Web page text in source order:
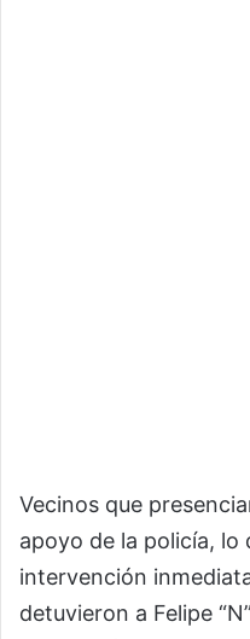
Vecinos que
apoyo de la policía, lo
intervención
detuvieron a Felipe